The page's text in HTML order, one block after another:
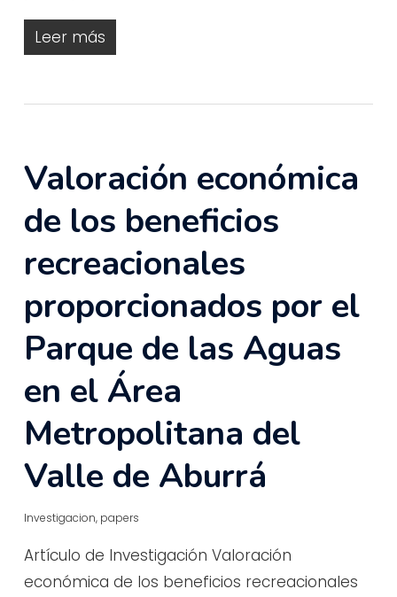
Leer más
Valoración económica
de los beneficios
recreacionales
proporcionados por el
Parque de las Aguas
en el Área
Metropolitana del
Valle de Aburrá
Investigacion, papers
Artículo de Investigación Valoración
económica de los beneficios recreacionales